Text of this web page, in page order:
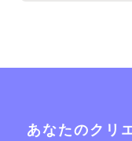
あなたのクリ